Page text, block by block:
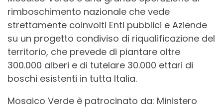
rimboschimento nazionale che vede
strettamente coinvolti Enti pubblici e Aziende
su un progetto condiviso di riqualificazione del
territorio, che prevede di piantare oltre
300.000 alberi e di tutelare 30.000 ettari di
boschi esistenti in tutta Italia.
Mosaico Verde è patrocinato da: Ministero